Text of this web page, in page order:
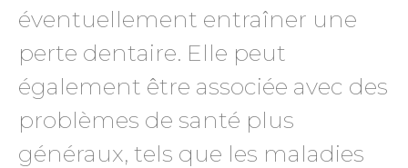
éventuellement entraîner une
perte dentaire. Elle peut
également être associée avec des
problèmes de santé plus
généraux, tels que les maladies